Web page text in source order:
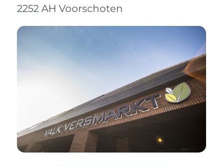
2252 AH Voorschoten